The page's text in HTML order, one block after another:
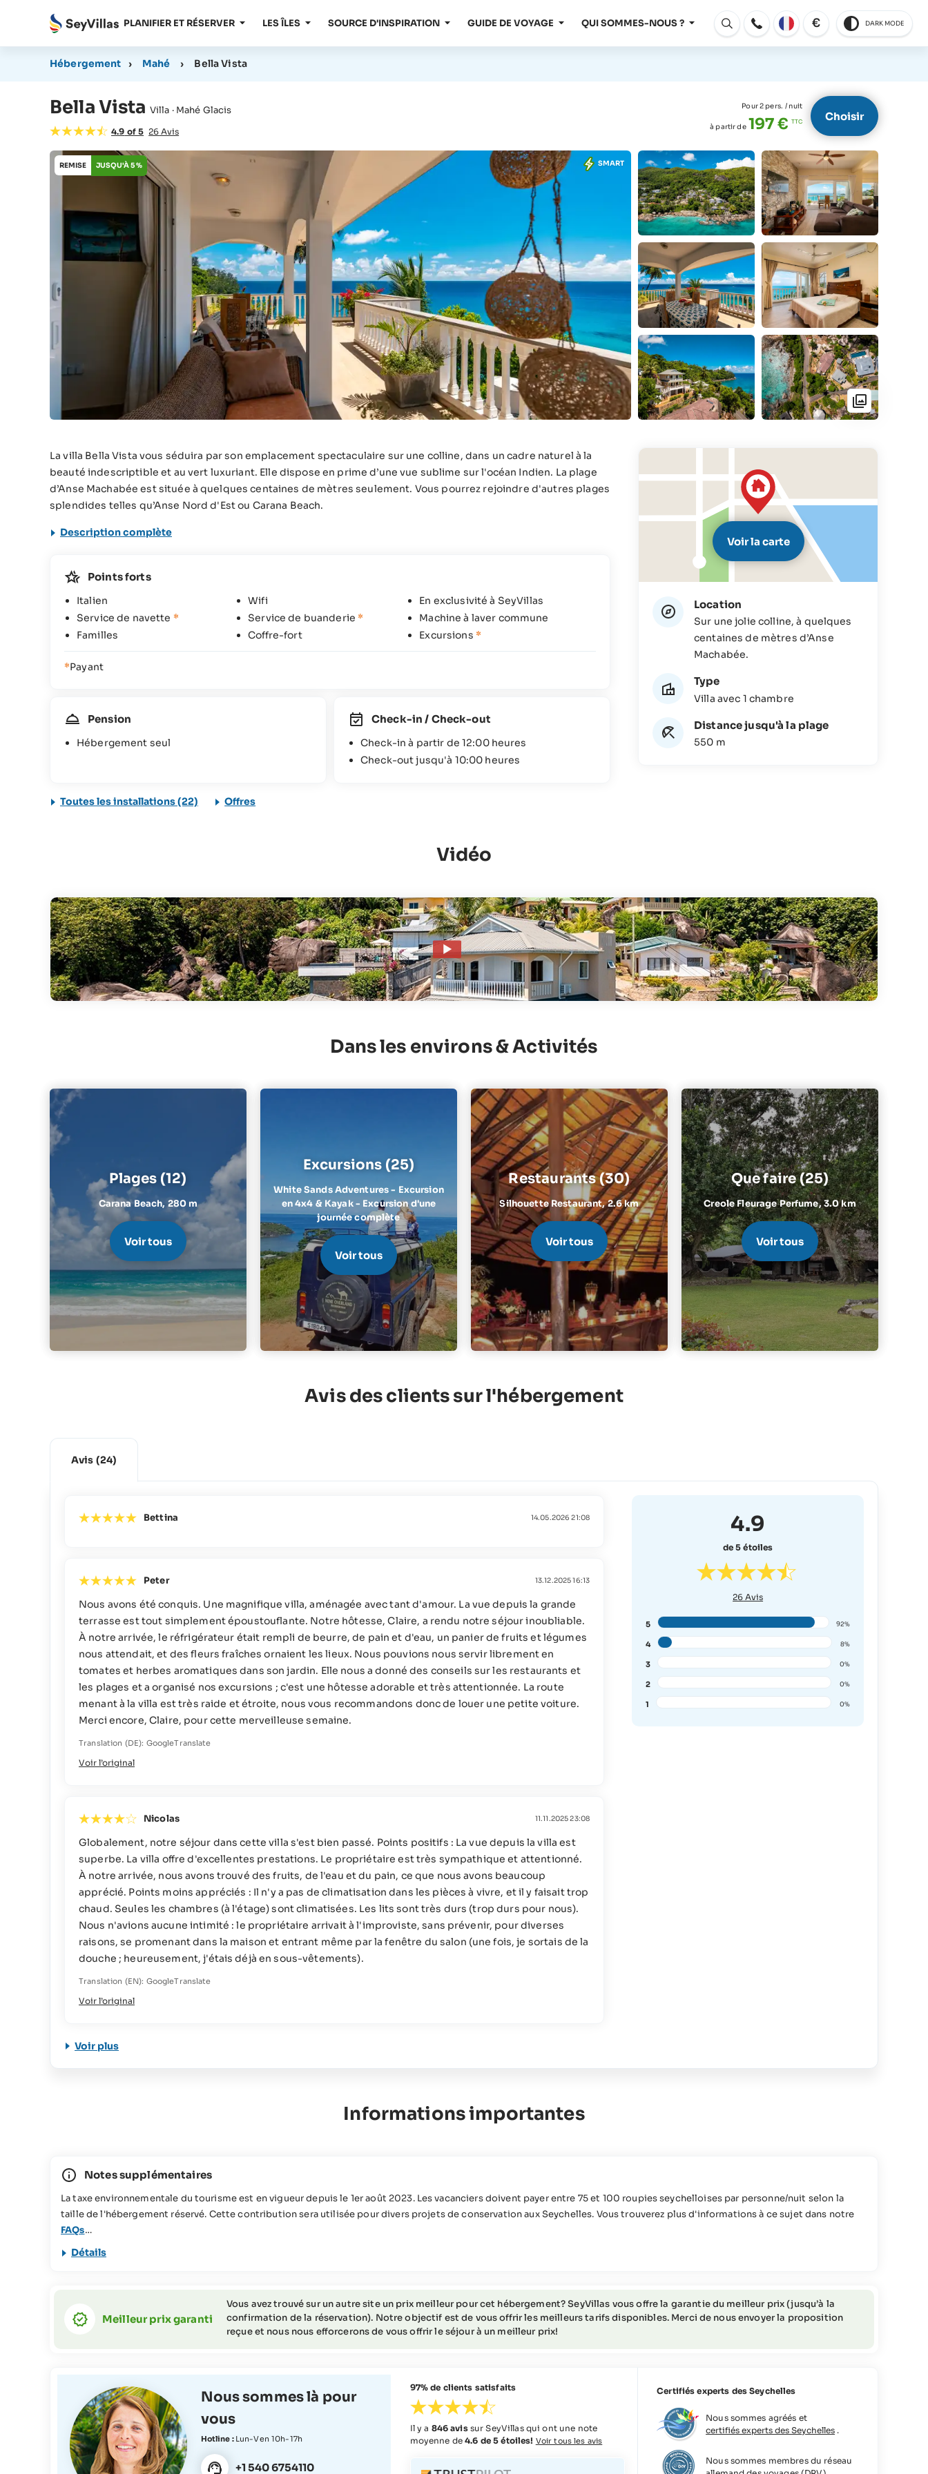
PLANIFIER ET RÉSERVER LES ÎLES SOURCE D'INSPIRATION GUIDE DE VOYAGE QUI SOMMES-NOUS ?
Ouvert
€ DARK MODE
Hébergement › Mahé › Bella Vista
Bella Vista Villa · Mahé Glacis
4.9 of 5 26 Avis
Pour 2 pers. / nuit
à partir de 197 € Choisir
SMART
REMISE JUSQU'À 5 %
La villa Bella Vista vous séduira par son emplacement spectaculaire sur une colline, dans un cadre naturel à la
beauté indescriptible et au vert luxuriant. Elle dispose en prime d’une vue sublime sur l'océan Indien. La plage
d’Anse Machabée est située à quelques centaines de mètres seulement. Vous pourrez rejoindre d'autres plages
splendides telles qu’Anse Nord d'Est ou Carana Beach.
Description complète
Voir la carte
Location
Sur une jolie colline, à quelques
centaines de mètres d’Anse
Machabée.
Type
Villa avec 1 chambre
Distance jusqu'à la plage
550 m
Points forts
Italien Wifi
En exclusivité à SeyVillas
Service de navette * Service de buanderie*
Machine à laver commune
Familles
Coffre-fort Excursions *
*Payant
Pension
Hébergement seul
Check-in / Check-out
Check-in à partir de 12:00 heures
Check-out jusqu'à 10:00 heures
Toutes les installations (22) Offres
Vidéo
Dans les environs & Activités
Plages (12)
Carana Beach, 280 m
Voir tous
Excursions (25)
White Sands Adventures - Excursion
en 4x4 & Kayak - Excursion d'une
journée complète
Voir tous
Restaurants (30)
Silhouette Restaurant,2.6 km
Voir tous
Que faire (25)
Creole Fleurage Perfume, 3.0 km
Voir tous
Avis des clients sur l'hébergement
Avis (24)
4.9
de 5 étoiles
26 Avis
5 92%
4 8%
3 0%
2 0%
1 0%
Bettina 14.05.2026 21:08
Peter 13.12.2025 16:13
Nous avons été conquis. Une magnifique villa, aménagée avec tant d'amour. La vue depuis la grande
terrasse est tout simplement époustouflante. Notre hôtesse, Claire, a rendu notre séjour inoubliable.
À notre arrivée, le réfrigérateur était rempli de beurre, de pain et d'eau, un panier de fruits et légumes
nous attendait, et des fleurs fraîches ornaient les lieux. Nous pouvions nous servir librement en
tomates et herbes aromatiques dans son jardin. Elle nous a donné des conseils sur les restaurants et
les plages et a organisé nos excursions ; c'est une hôtesse adorable et très attentionnée. La route
menant à la villa est très raide et étroite, nous vous recommandons donc de louer une petite voiture.
Merci encore, Claire, pour cette merveilleuse semaine.
Translation (DE): GoogleTranslate
Voir l’original
Nicolas 11.11.2025 23:08
Globalement, notre séjour dans cette villa s'est bien passé. Points positifs : La vue depuis la villa est
superbe. La villa offre d'excellentes prestations. Le propriétaire est très sympathique et attentionné.
À notre arrivée, nous avons trouvé des fruits, de l'eau et du pain, ce que nous avons beaucoup
apprécié. Points moins appréciés : Il n'y a pas de climatisation dans les pièces à vivre, et il y faisait trop
chaud. Seules les chambres (à l'étage) sont climatisées. Les lits sont très durs (trop durs pour nous).
Nous n'avions aucune intimité : le propriétaire arrivait à l'improviste, sans prévenir, pour diverses
raisons, se promenant dans la maison et entrant même par la fenêtre du salon (une fois, je sortais de la
douche ; heureusement, j'étais déjà en sous-vêtements).
Translation (EN): GoogleTranslate
Voir l’original
Voir plus
Informations importantes
Notes supplémentaires
La taxe environnementale du tourisme est en vigueur depuis le 1er août 2023. Les vacanciers doivent payer entre 75 et 100 roupies seychelloises par personne/nuit selon la
taille de l'hébergement réservé. Cette contribution sera utilisée pour divers projets de conservation aux Seychelles. Vous trouverez plus d'informations à ce sujet dans notre
FAQs
Cette offre de voyage ne convient pas aux personnes à mobilité réduite (veuillez contacter SeyVillas pour plus d'informations).
Détails
Meilleur prix garanti
Vous avez trouvé sur un autre site un prix meilleur pour cet hébergement? SeyVillas vous offre la garantie du meilleur prix (jusqu’à la
confirmation de la réservation). Notre objectif est de vous offrir les meilleurs tarifs disponibles. Merci de nous envoyer la proposition
reçue et nous nous efforcerons de vous offrir le séjour à un meilleur prix!
Nous sommes là pour
vous
Hotline : Lun-Ven 10h-17h
+1 540 6754110
97% de clients satisfaits
Il y a 846 avis sur SeyVillas qui ont une note
moyenne de4.6 de 5 étoiles! Voir tous les avis
Certifiés experts des Seychelles
Nous sommes agréés et
certifiés experts des Seychelles .
Nous sommes membres du réseau